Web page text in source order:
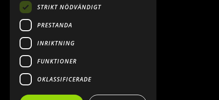
2026. ALL RIGHTS RESERVED.
POWERED BY EMPORI CMS
STRIKT NÖDVÄNDIGT
PRESTANDA
INRIKTNING
FUNKTIONER
OKLASSIFICERADE